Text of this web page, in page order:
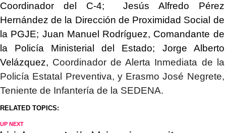
Coordinador del C-4; Jesús Alfredo Pérez
Hernández de la Dirección de Proximidad Social de
la PGJE; Juan Manuel Rodríguez, Comandante de
la Policía Ministerial del Estado; Jorge Alberto
Velázquez, Coordinador de Alerta Inmediata de la
Policía Estatal Preventiva, y Erasmo José Negrete,
Teniente de Infantería de la SEDENA.
RELATED TOPICS:
UP NEXT